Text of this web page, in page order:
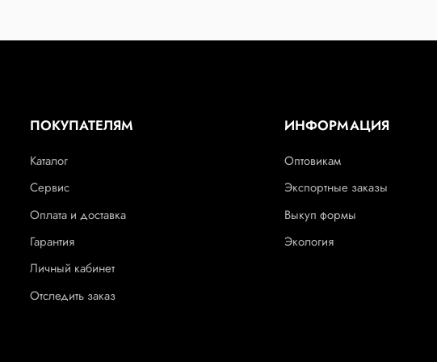
ПОКУПАТЕЛЯМ
Каталог
Сервис
Оплата и доставка
Гарантия
Личный кабинет
Отследить заказ
ИНФОРМАЦИЯ
Оптовикам
Экспортные заказы
Выкуп формы
Экология